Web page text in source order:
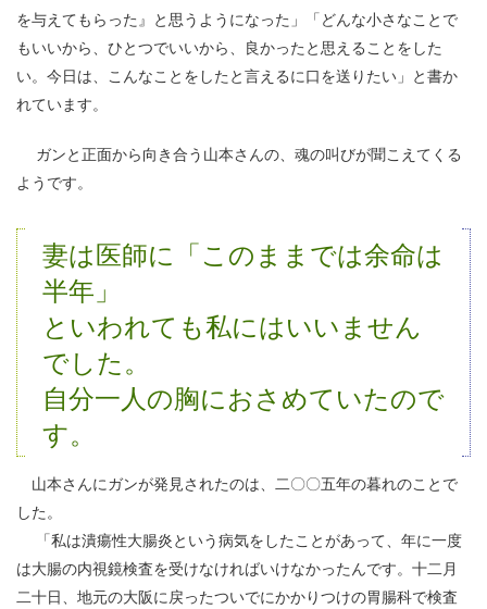
を与えてもらった』と思うようになった」「どんな小さなことで
もいいから、ひとつでいいから、良かったと思えることをした
い。今日は、こんなことをしたと言えるに口を送りたい」と書か
れています。
ガンと正面から向き合う山本さんの、魂の叫びが聞こえてくる
ようです。
妻は医師に「このままでは余命は
半年」
といわれても私にはいいません
でした。
自分一人の胸におさめていたので
す。
山本さんにガンが発見されたのは、二〇〇五年の暮れのことで
した。
「私は潰瘍性大腸炎という病気をしたことがあって、年に一度
は大腸の内視鏡検査を受けなければいけなかったんです。十二月
二十日、地元の大阪に戻ったついでにかかりつけの胃腸科で検査